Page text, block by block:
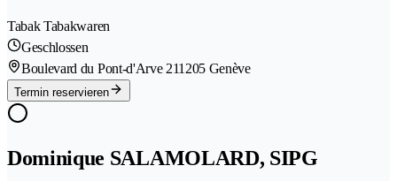
Tabak Tabakwaren
Geschlossen
Boulevard du Pont-d'Arve 211205 Genève
Termin reservieren
Dominique SALAMOLARD, SIPG